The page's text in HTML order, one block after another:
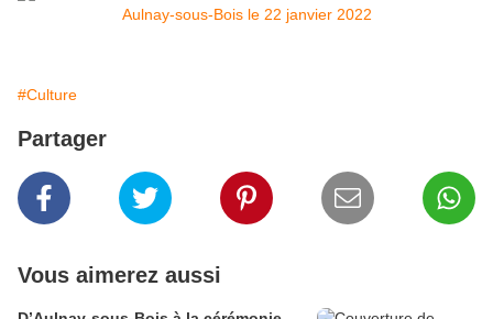
#Culture
Partager
Vous aimerez aussi